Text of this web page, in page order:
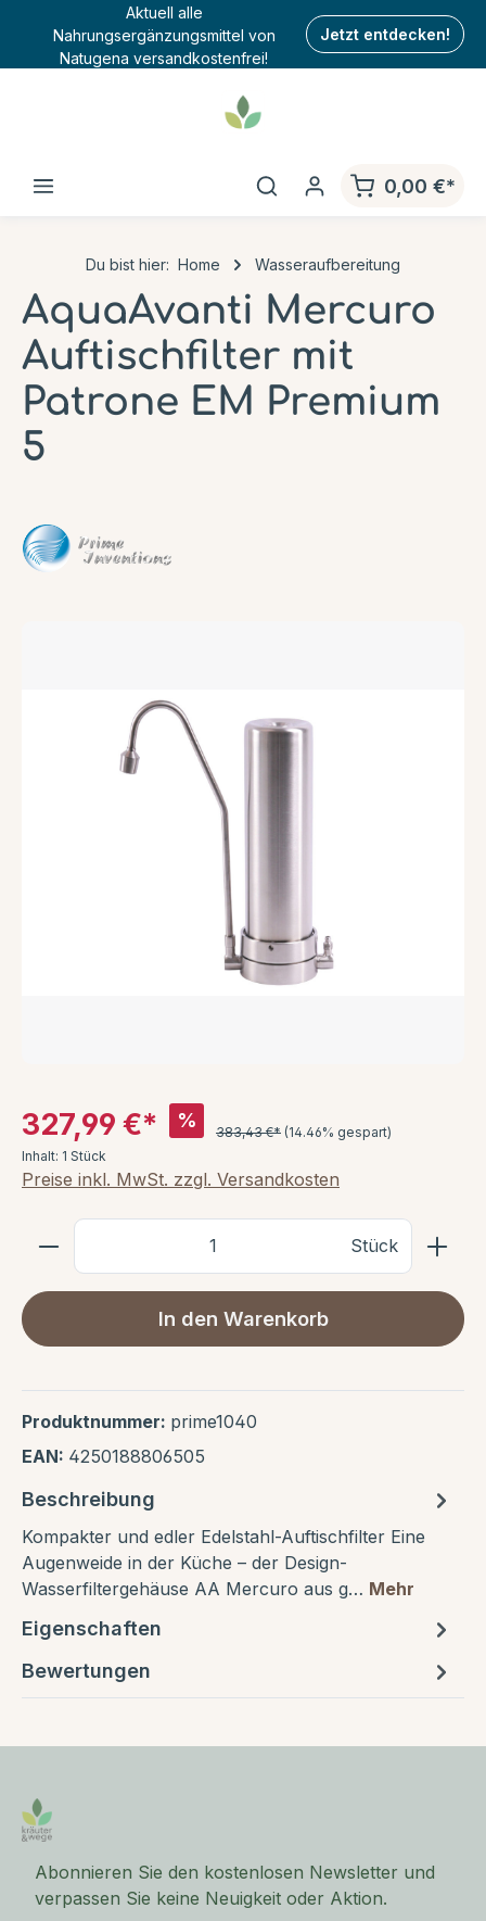
Aktuell alle
Nahrungsergänzungsmittel von
Natugena versandkostenfrei!
Jetzt entdecken!
0,00 €*
Du bist hier: Home Wasseraufbereitung
AquaAvanti Mercuro
Auftischfilter mit
Patrone EM Premium
5
327,99 €* %
383,43 €* (14.46% gespart)
Inhalt: 1 Stück
Preise inkl. MwSt. zzgl. Versandkosten
Stück
In den Warenkorb
Produktnummer: prime1040
EAN: 4250188806505
Beschreibung
Kompakter und edler Edelstahl-Auftischfilter Eine
Augenweide in der Küche – der Design-
Wasserfiltergehäuse AA Mercuro aus g… Mehr
Eigenschaften
Bewertungen
Abonnieren Sie den kostenlosen Newsletter und
verpassen Sie keine Neuigkeit oder Aktion.